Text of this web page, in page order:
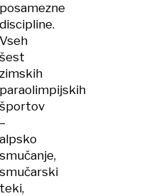
posamezne
discipline.
Vseh
šest
zimskih
paraolimpijskih
športov
–
alpsko
smučanje,
smučarski
teki,